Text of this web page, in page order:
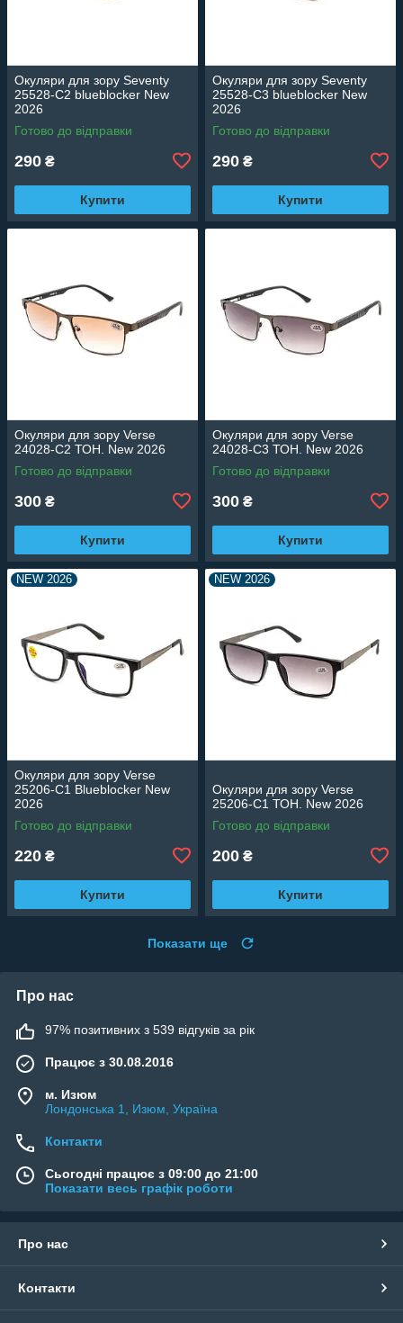
Окуляри для зору Seventy
25528-C2 blueblocker New
2026
Готово до відправки
290 ₴
Купити
Окуляри для зору Seventy
25528-C3 blueblocker New
2026
Готово до відправки
290 ₴
Купити
Окуляри для зору Verse
24028-C2 ТОН. New 2026
Готово до відправки
300 ₴
Купити
Окуляри для зору Verse
24028-C3 ТОН. New 2026
Готово до відправки
300 ₴
Купити
NEW 2026
Окуляри для зору Verse
25206-C1 Blueblocker New
2026
Готово до відправки
220 ₴
Купити
NEW 2026
Окуляри для зору Verse
25206-C1 ТОН. New 2026
Готово до відправки
200 ₴
Купити
Показати ще
Про нас
97% позитивних з 539 відгуків за рік
Працює з 30.08.2016
м. Изюм
Лондонська 1, Изюм, Україна
Контакти
Сьогодні працює з 09:00 до 21:00
Показати весь графік роботи
Про нас
Контакти